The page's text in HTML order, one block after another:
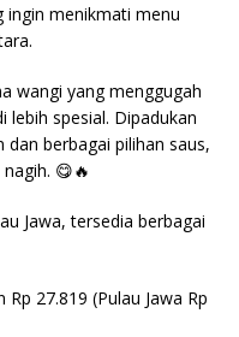
ingin menikmati menu
wangi yang menggugah
lebih spesial. Dipadukan
dan berbagai pilihan saus,
😋🔥
Jawa, tersedia berbagai
27.819 (Pulau Jawa Rp